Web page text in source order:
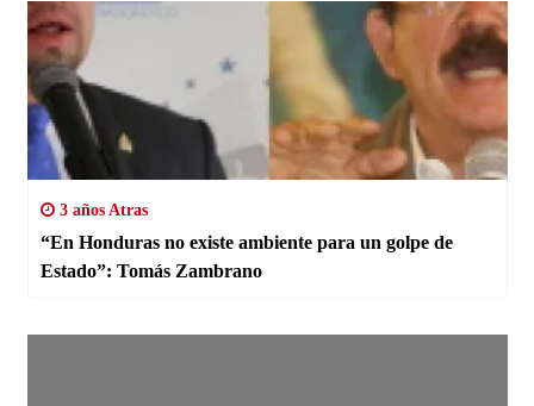
3 años Atras
“En Honduras no existe ambiente para un golpe de
Estado”: Tomás Zambrano